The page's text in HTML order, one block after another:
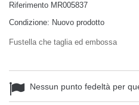
Riferimento MR005837
Condizione: Nuovo prodotto
Fustella che taglia ed embossa
Nessun punto fedeltà per